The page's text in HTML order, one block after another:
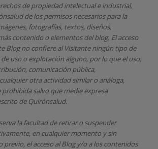
de propiedad intelectual e industrial,
de los permisos necesarios para la
fotografías, textos, diseños,
contenido o elementos del blog. El acceso
Blog no confiere al Visitante ningún tipo de
uso o explotación alguno, por lo que el uso,
comunicación pública,
otra actividad similar o análoga,
salvo que medie expresa
de Quirónsalud.
la facultad de retirar o suspender
en cualquier momento y sin
previo, el acceso al Blog y/o a los contenidos